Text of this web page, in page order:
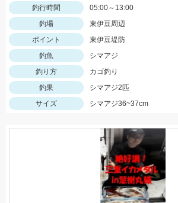
釣行時間
05:00～13:00
釣場
東伊豆周辺
ポイント
東伊豆堤防
釣魚
シマアジ
釣り方
カゴ釣り
釣果
シマアジ2匹
サイズ
シマアジ36~37cm